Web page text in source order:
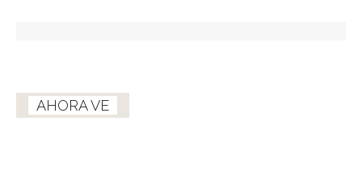
AHORA VE